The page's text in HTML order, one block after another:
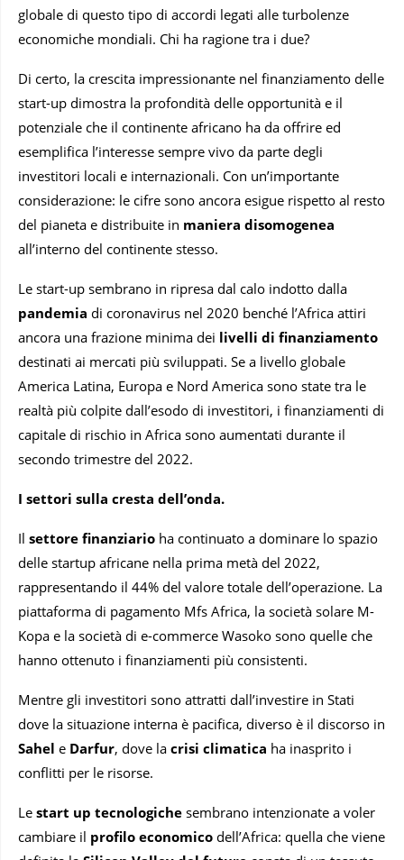
globale di questo tipo di accordi legati alle turbolenze
economiche mondiali. Chi ha ragione tra i due?
Di certo, la crescita impressionante nel finanziamento delle
start-up dimostra la profondità delle opportunità e il
potenziale che il continente africano ha da offrire ed
esemplifica l’interesse sempre vivo da parte degli
investitori locali e internazionali. Con un’importante
considerazione: le cifre sono ancora esigue rispetto al resto
del pianeta e distribuite in maniera disomogenea
all’interno del continente stesso.
Le start-up sembrano in ripresa dal calo indotto dalla
pandemia di coronavirus nel 2020 benché l’Africa attiri
ancora una frazione minima dei livelli di finanziamento
destinati ai mercati più sviluppati. Se a livello globale
America Latina, Europa e Nord America sono state tra le
realtà più colpite dall’esodo di investitori, i finanziamenti di
capitale di rischio in Africa sono aumentati durante il
secondo trimestre del 2022.
I settori sulla cresta dell’onda.
Il settore finanziario ha continuato a dominare lo spazio
delle startup africane nella prima metà del 2022,
rappresentando il 44% del valore totale dell’operazione. La
piattaforma di pagamento Mfs Africa, la società solare M-
Kopa e la società di e-commerce Wasoko sono quelle che
hanno ottenuto i finanziamenti più consistenti.
Mentre gli investitori sono attratti dall’investire in Stati
dove la situazione interna è pacifica, diverso è il discorso in
Sahel e Darfur, dove la crisi climatica ha inasprito i
conflitti per le risorse.
Le start up tecnologiche sembrano intenzionate a voler
cambiare il profilo economico dell’Africa: quella che viene